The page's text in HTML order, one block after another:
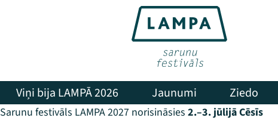
Viņi bija LAMPĀ 2026 Jaunumi Ziedo
Sarunu festivāls LAMPA 2027 norisināsies 2.–3. jūlijā Cēsīs